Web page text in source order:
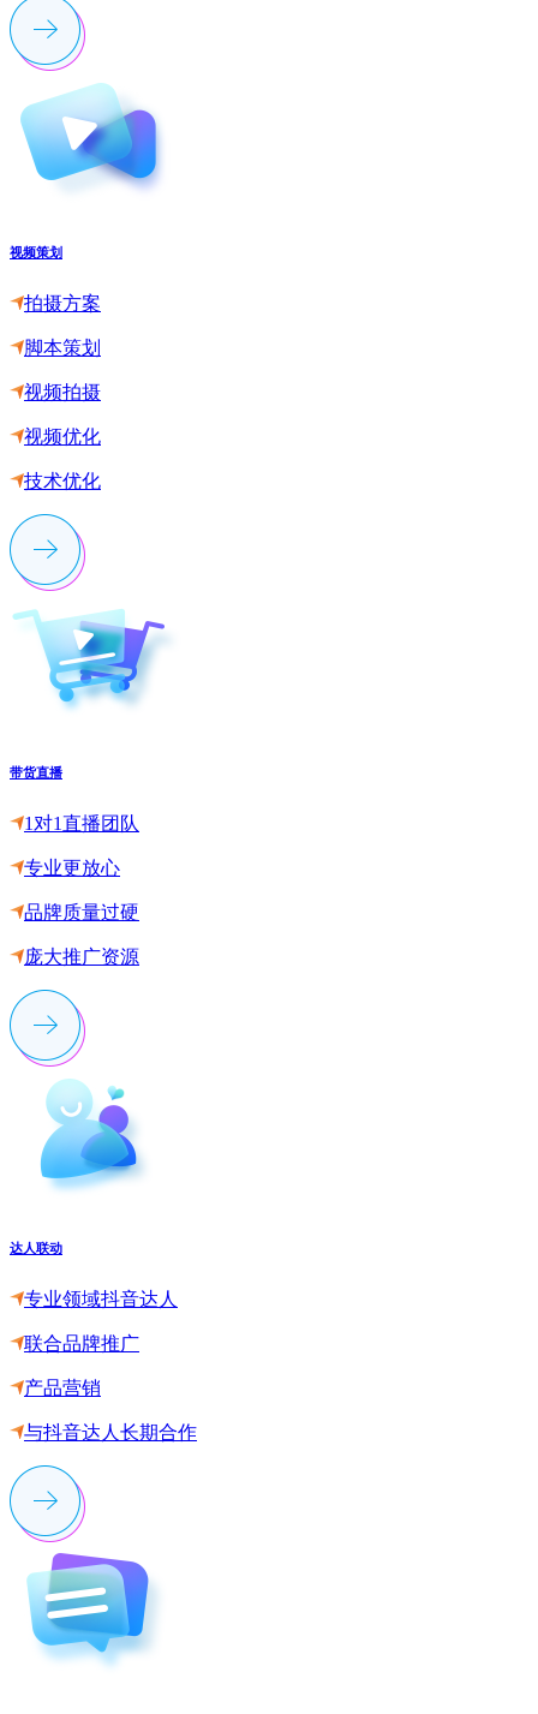
视频策划
拍摄方案
脚本策划
视频拍摄
视频优化
技术优化
带货直播
1对1直播团队
专业更放心
品牌质量过硬
庞大推广资源
达人联动
专业领域抖音达人
联合品牌推广
产品营销
与抖音达人长期合作